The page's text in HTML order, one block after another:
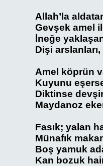
Allah’la
Gevşek amel
İneğe
Dişi
Amel köprün
Kuyunu
Diktinse
Maydanoz
Fasık; yalan
Münafık
Boş yamuk
Kan bozuk